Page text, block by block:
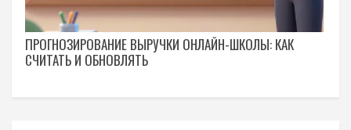
ПРОГНОЗИРОВАНИЕ ВЫРУЧКИ ОНЛАЙН-ШКОЛЫ: КАК
СЧИТАТЬ И ОБНОВЛЯТЬ